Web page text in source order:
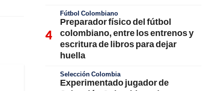
Fútbol Colombiano
Preparador físico del fútbol
colombiano, entre los entrenos y
escritura de libros para dejar
huella
Selección Colombia
Experimentado jugador de